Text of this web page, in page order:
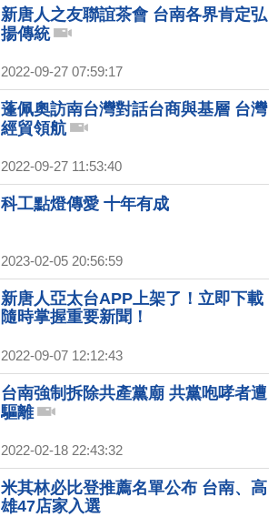
新唐人之友聯誼茶會 台南各界肯定弘
揚傳統
2022-09-27 07:59:17
蓬佩奧訪南台灣對話台商與基層 台灣
經貿領航
2022-09-27 11:53:40
科工點燈傳愛 十年有成
2023-02-05 20:56:59
新唐人亞太台APP上架了！立即下載
隨時掌握重要新聞！
2022-09-07 12:12:43
台南強制拆除共產黨廟 共黨咆哮者遭
驅離
2022-02-18 22:43:32
米其林必比登推薦名單公布 台南、高
雄47店家入選